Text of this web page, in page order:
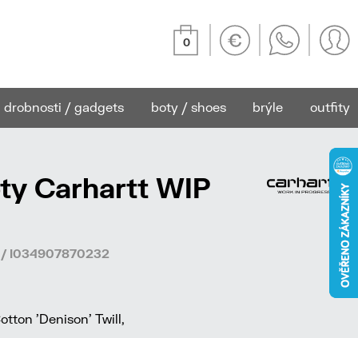
0
drobnosti / gadgets boty / shoes brýle outfity
Carhartt WIP
I034907870232
'Denison' Twill,